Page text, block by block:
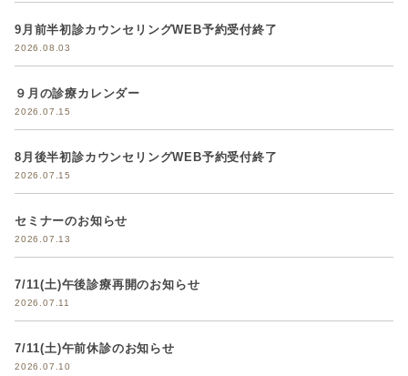
9月前半初診カウンセリングWEB予約受付終了
2026.08.03
９月の診療カレンダー
2026.07.15
8月後半初診カウンセリングWEB予約受付終了
2026.07.15
セミナーのお知らせ
2026.07.13
7/11(土)午後診療再開のお知らせ
2026.07.11
7/11(土)午前休診のお知らせ
2026.07.10